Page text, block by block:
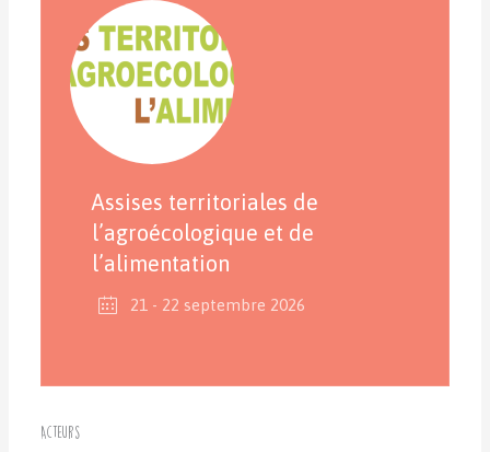
Assises territoriales de
l’agroécologique et de
l’alimentation
21 - 22 septembre 2026
Acteurs